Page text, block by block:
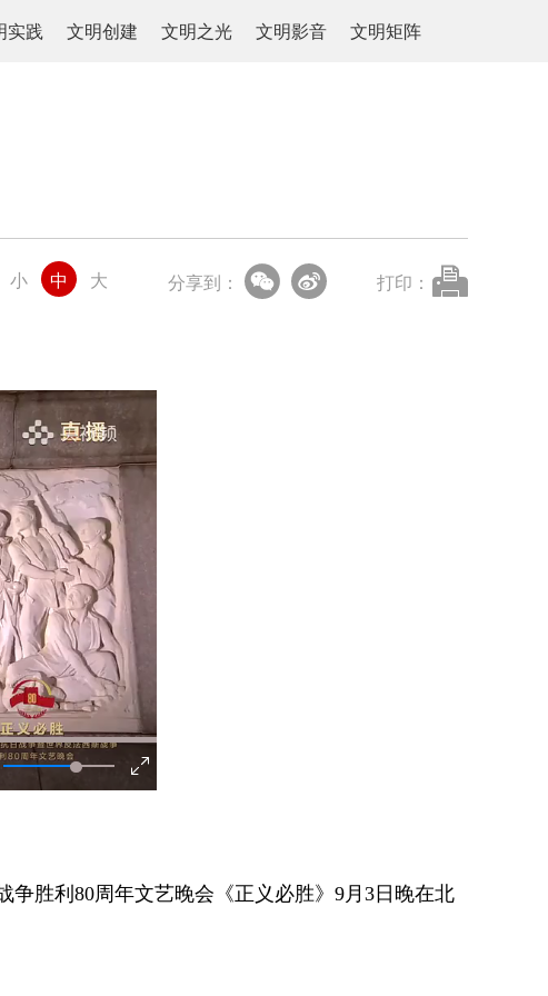
实践 文明创建 文明之光 文明影音 文明矩阵
小 中 大 分享到： 打印：
胜利80周年文艺晚会《正义必胜》9月3日晚在北